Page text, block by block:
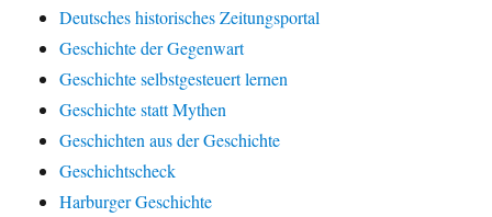
Deutsches historisches Zeitungsportal
Geschichte der Gegenwart
Geschichte selbstgesteuert lernen
Geschichte statt Mythen
Geschichten aus der Geschichte
Geschichtscheck
Harburger Geschichte